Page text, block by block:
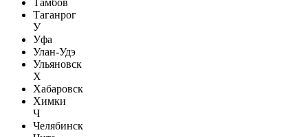
Таганрог
У
Уфа
Улан-Удэ
Ульяновск
Х
Хабаровск
Химки
Ч
Челябинск